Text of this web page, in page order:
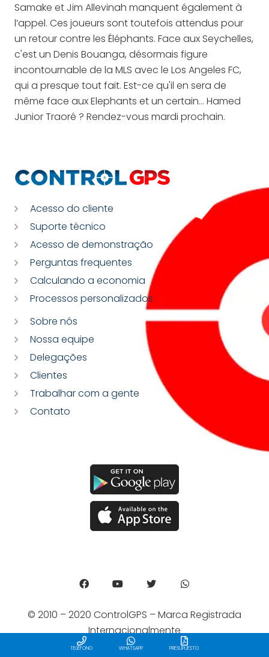
Samake et Jim Allevinah manquent également à
l’appel. Ces joueurs sont toutefois attendus pour
un retour contre les Éléphants. Face aux Seychelles,
c'est un Denis Bouanga, désormais figure
incontournable de la MLS avec le Los Angeles FC,
qui a presque tout fait. Est-ce qu'il en sera de
même face aux Elephants et un certain… Hamed
Junior Traoré ? Rendez-vous mardi prochain.
Acesso do cliente
Suporte técnico
Acesso de demonstração
Perguntas frequentes
Calculando a economia
Processos personalizados
Sobre nós
Nossa equipe
Delegações
Clientes
Trabalhar com a gente
Contato
© 2010 – 2020 ControlGPS – Marca Registrada
Internacionalmente
TELÉFONO WHATSAPP PRESUPUESTO